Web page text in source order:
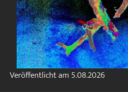
Veröffentlicht am 5.08.2026